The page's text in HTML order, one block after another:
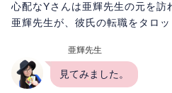
心配なYさんは亜輝先生の元を訪
亜輝先生が、彼氏の転職をタロッ
亜輝先生
見てみました。